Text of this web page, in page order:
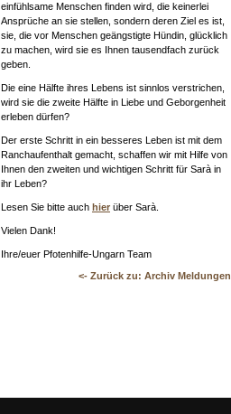
einfühlsame Menschen finden wird, die keinerlei
Ansprüche an sie stellen, sondern deren Ziel es ist,
sie, die vor Menschen geängstigte Hündin, glücklich
zu machen, wird sie es Ihnen tausendfach zurück
geben.
Die eine Hälfte ihres Lebens ist sinnlos verstrichen,
wird sie die zweite Hälfte in Liebe und Geborgenheit
erleben dürfen?
Der erste Schritt in ein besseres Leben ist mit dem
Ranchaufenthalt gemacht, schaffen wir mit Hilfe von
Ihnen den zweiten und wichtigen Schritt für Sarà in
ihr Leben?
Lesen Sie bitte auch hier über Sarà.
Vielen Dank!
Ihre/euer Pfotenhilfe-Ungarn Team
<- Zurück zu: Archiv Meldungen